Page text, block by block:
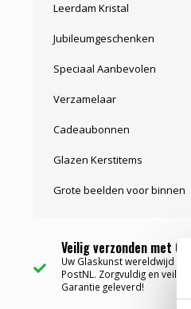
Leerdam Kristal
Jubileumgeschenken
Speciaal Aanbevolen
Verzamelaar
Cadeaubonnen
Glazen Kerstitems
Grote beelden voor binnen
Veilig verzonden met
Uw Glaskunst wereldwijd
PostNL. Zorgvuldig en veilig
Garantie geleverd!